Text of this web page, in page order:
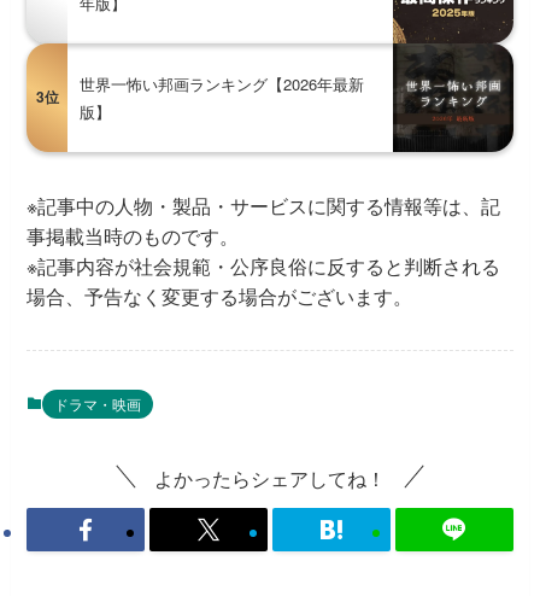
3位
世界一怖い邦画ランキング【2026年最新
版】
※記事中の人物・製品・サービスに関する情報等は、記
事掲載当時のものです。
※記事内容が社会規範・公序良俗に反すると判断される
場合、予告なく変更する場合がございます。
ドラマ・映画
よかったらシェアしてね！